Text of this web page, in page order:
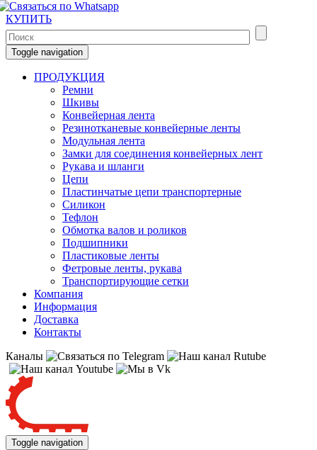
КУПИТЬ
Toggle navigation
ПРОДУКЦИЯ
Ремни
Шкивы
Конвейерная лента
Резинотканевые конвейерные ленты
Модульная лента
Замки для соединения конвейерных лент
Рукава и шланги
Цепи
Пластинчатые цепи транспортерные
Силикон
Тефлон
Обмотка валов и роликов
Подшипники
Пластиковые ленты
Фетровые ленты, рукава
Транспортирующие сетки
Компания
Информация
Доставка
Контакты
Каналы
Toggle navigation